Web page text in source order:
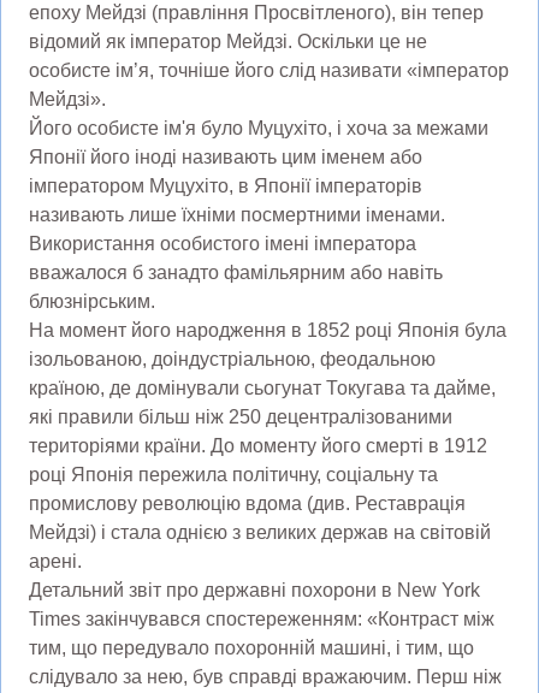
епоху Мейдзі (правління Просвітленого), він тепер
відомий як імператор Мейдзі. Оскільки це не
особисте ім’я, точніше його слід називати «імператор
Мейдзі».
Його особисте ім'я було Муцухіто, і хоча за межами
Японії його іноді називають цим іменем або
імператором Муцухіто, в Японії імператорів
називають лише їхніми посмертними іменами.
Використання особистого імені імператора
вважалося б занадто фамільярним або навіть
блюзнірським.
На момент його народження в 1852 році Японія була
ізольованою, доіндустріальною, феодальною
країною, де домінували сьогунат Токугава та дайме,
які правили більш ніж 250 децентралізованими
територіями країни. До моменту його смерті в 1912
році Японія пережила політичну, соціальну та
промислову революцію вдома (див. Реставрація
Мейдзі) і стала однією з великих держав на світовій
арені.
Детальний звіт про державні похорони в New York
Times закінчувався спостереженням: «Контраст між
тим, що передувало похоронній машині, і тим, що
слідувало за нею, був справді вражаючим. Перш ніж